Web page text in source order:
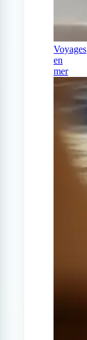
Voyages
en
mer